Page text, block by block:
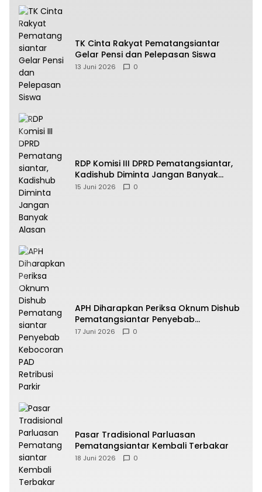
TK Cinta Rakyat Pematangsiantar
Gelar Pensi dan Pelepasan Siswa
13 Juni 2026 0
RDP Komisi III DPRD Pematangsiantar,
Kadishub Diminta Jangan Banyak
Alasan
15 Juni 2026 0
APH Diharapkan Periksa Oknum Dishub
Pematangsiantar Penyebab
Kebocoran PAD Retribusi Parkir
17 Juni 2026 0
Pasar Tradisional Parluasan
Pematangsiantar Kembali Terbakar
18 Juni 2026 0